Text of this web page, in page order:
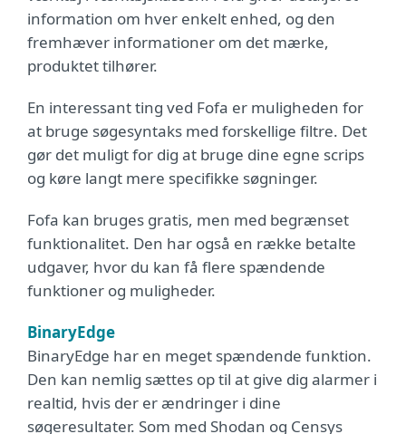
information om hver enkelt enhed, og den
fremhæver informationer om det mærke,
produktet tilhører.
En interessant ting ved Fofa er muligheden for
at bruge søgesyntaks med forskellige filtre. Det
gør det muligt for dig at bruge dine egne scrips
og køre langt mere specifikke søgninger.
Fofa kan bruges gratis, men med begrænset
funktionalitet. Den har også en række betalte
udgaver, hvor du kan få flere spændende
funktioner og muligheder.
BinaryEdge
BinaryEdge har en meget spændende funktion.
Den kan nemlig sættes op til at give dig alarmer i
realtid, hvis der er ændringer i dine
søgeresultater. Som med Shodan og Censys